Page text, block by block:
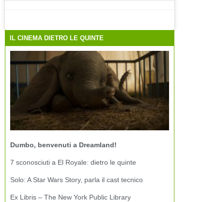
IL CINEMA DIETRO LE QUINTE
Dumbo, benvenuti a Dreamland!
7 sconosciuti a El Royale: dietro le quinte
Solo: A Star Wars Story, parla il cast tecnico
Ex Libris – The New York Public Library